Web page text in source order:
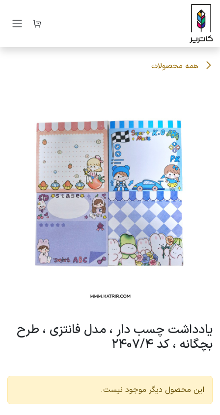
صرف نظر و مشاهده محتوا
همه محصولات
یادداشت چسب دار ، مدل فانتزی ، طرح
بچگانه ، کد 2407/4
این محصول دیگر موجود نیست.